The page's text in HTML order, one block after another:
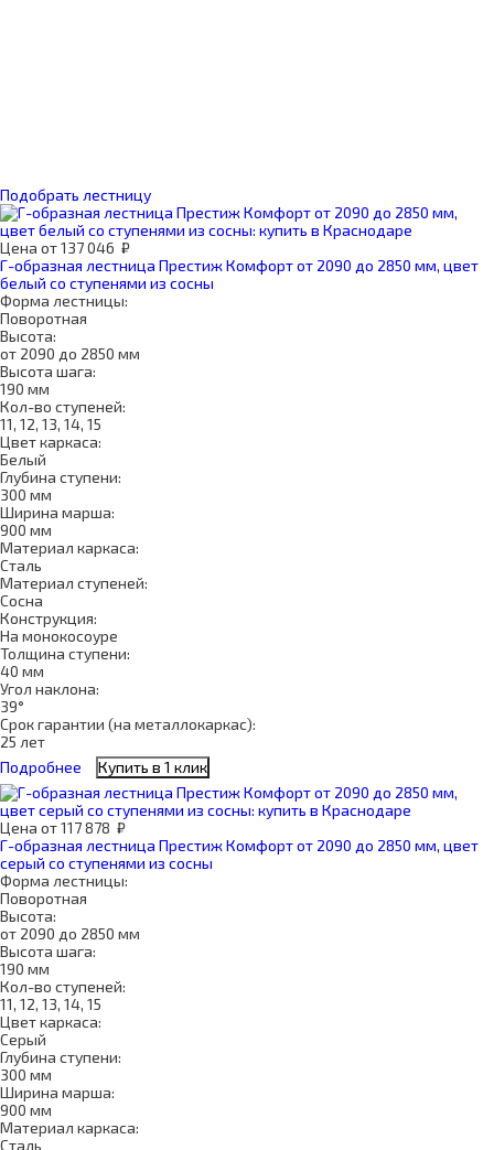
Подобрать лестницу
Цена от137 046 ₽
Г-образная лестница Престиж Комфорт от 2090 до 2850 мм, цвет
белый со ступенями из сосны
Форма лестницы:
Поворотная
Высота:
от 2090 до 2850 мм
Высота шага:
190 мм
Кол-во ступеней:
11, 12, 13, 14, 15
Цвет каркаса:
Белый
Глубина ступени:
300 мм
Ширина марша:
900 мм
Материал каркаса:
Сталь
Материал ступеней:
Сосна
Конструкция:
На монокосоуре
Толщина ступени:
40 мм
Угол наклона:
39°
Срок гарантии (на металлокаркас):
25 лет
Подробнее
Купить в 1 клик
Цена от117 878 ₽
Г-образная лестница Престиж Комфорт от 2090 до 2850 мм, цвет
серый со ступенями из сосны
Форма лестницы:
Поворотная
Высота:
от 2090 до 2850 мм
Высота шага:
190 мм
Кол-во ступеней:
11, 12, 13, 14, 15
Цвет каркаса:
Серый
Глубина ступени:
300 мм
Ширина марша:
900 мм
Материал каркаса:
Сталь